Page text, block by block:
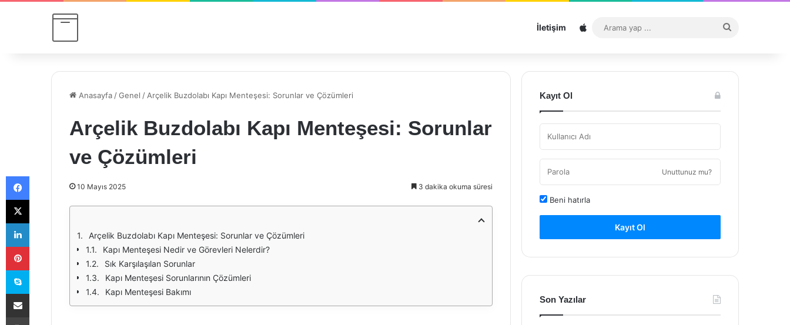
İletişim Sitemap
...
Anasayfa /Genel / Arçelik Buzdolabı Kapı Menteşesi: Sorunlar ve Çözümleri
Arçelik Buzdolabı Kapı Menteşesi: Sorunlar
ve Çözümleri
10 Mayıs 2025 3 dakika okuma süresi
Arçelik Buzdolabı Kapı Menteşesi: Sorunlar ve Çözümleri
Kapı Menteşesi Nedir ve Görevleri Nelerdir?
Sık Karşılaşılan Sorunlar
Kapı Menteşesi Sorunlarının Çözümleri
Kapı Menteşesi Bakımı
Kayıt Ol
Unuttunuz mu?
Beni hatırla
Kayıt Ol
Son Yazılar
Facebook
X
LinkedIn
Pinterest
Skype
E-Posta ile paylaş